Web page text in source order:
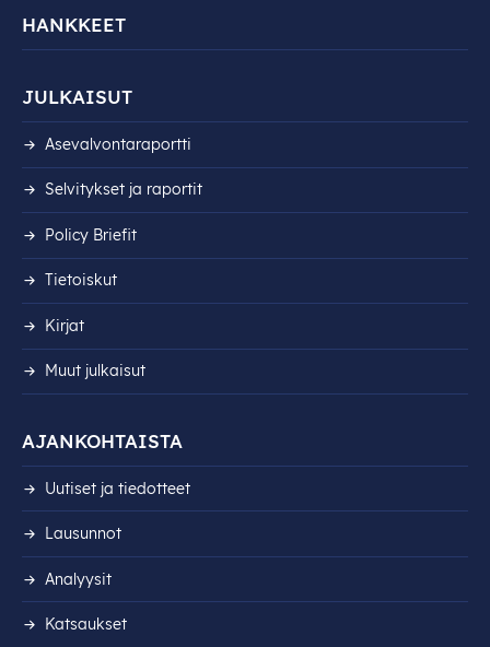
HANKKEET
JULKAISUT
Asevalvontaraportti
Selvitykset ja raportit
Policy Briefit
Tietoiskut
Kirjat
Muut julkaisut
AJANKOHTAISTA
Uutiset ja tiedotteet
Lausunnot
Analyysit
Katsaukset